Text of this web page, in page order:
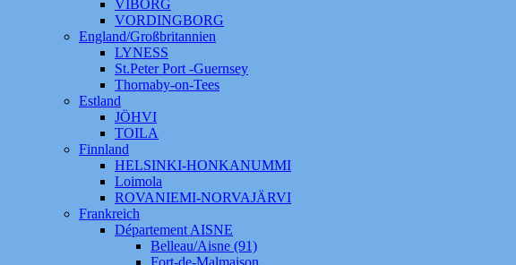
VIBORG
VORDINGBORG
England/Großbritannien
LYNESS
St.Peter Port -Guernsey
Thornaby-on-Tees
Estland
JÖHVI
TOILA
Finnland
HELSINKI-HONKANUMMI
Loimola
ROVANIEMI-NORVAJÄRVI
Frankreich
Département AISNE
Belleau/Aisne (91)
Fort-de-Malmaison